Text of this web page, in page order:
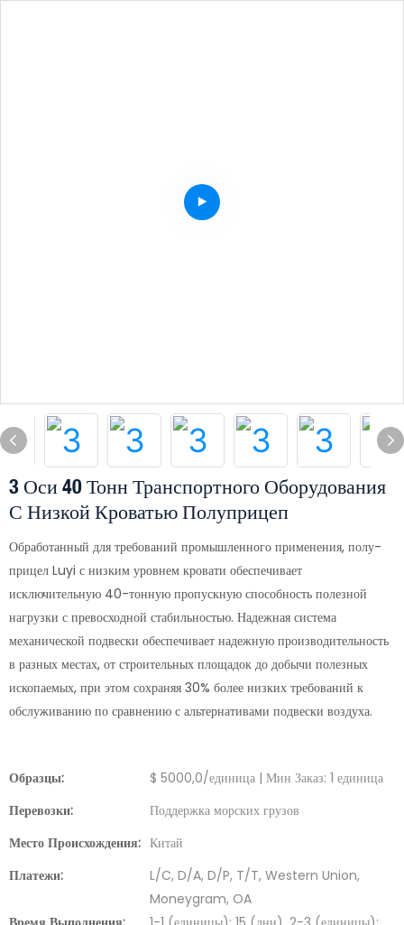
3 Оси 40 Тонн Транспортного Оборудования
С Низкой Кроватью Полуприцеп
Обработанный для требований промышленного применения, полу-
прицел Luyi с низким уровнем кровати обеспечивает
исключительную 40-тонную пропускную способность полезной
нагрузки с превосходной стабильностью. Надежная система
механической подвески обеспечивает надежную производительность
в разных местах, от строительных площадок до добычи полезных
ископаемых, при этом сохраняя 30% более низких требований к
обслуживанию по сравнению с альтернативами подвески воздуха.
Образцы:
$ 5000,0/единица | Мин Заказ: 1 единица
Перевозки:
Поддержка морских грузов
Место Происхождения: Китай
Платежи:
L/C, D/A, D/P, T/T, Western Union,
Moneygram, OA